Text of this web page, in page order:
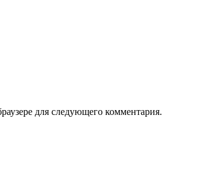
для следующего комментария.